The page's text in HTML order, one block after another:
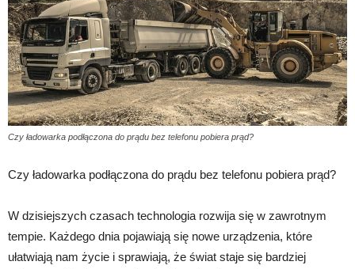
Czy ładowarka podłączona do prądu bez telefonu pobiera prąd?
Czy ładowarka podłączona do prądu bez telefonu pobiera prąd?
W dzisiejszych czasach technologia rozwija się w zawrotnym
tempie. Każdego dnia pojawiają się nowe urządzenia, które
ułatwiają nam życie i sprawiają, że świat staje się bardziej